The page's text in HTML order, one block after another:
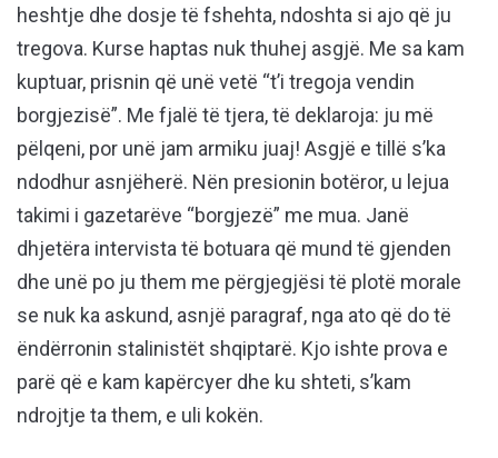
heshtje dhe dosje të fshehta, ndoshta si ajo që ju
tregova. Kurse haptas nuk thuhej asgjë. Me sa kam
kuptuar, prisnin që unë vetë “t’i tregoja vendin
borgjezisë”. Me fjalë të tjera, të deklaroja: ju më
pëlqeni, por unë jam armiku juaj! Asgjë e tillë s’ka
ndodhur asnjëherë. Nën presionin botëror, u lejua
takimi i gazetarëve “borgjezë” me mua. Janë
dhjetëra intervista të botuara që mund të gjenden
dhe unë po ju them me përgjegjësi të plotë morale
se nuk ka askund, asnjë paragraf, nga ato që do të
ëndërronin stalinistët shqiptarë. Kjo ishte prova e
parë që e kam kapërcyer dhe ku shteti, s’kam
ndrojtje ta them, e uli kokën.